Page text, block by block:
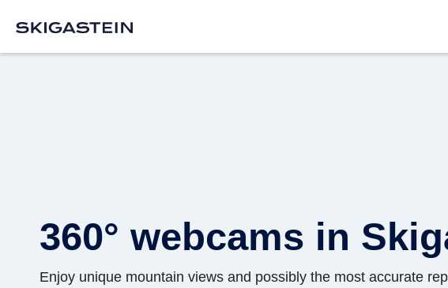
360° webcams in
Enjoy unique mountain views and possibly the most accurate